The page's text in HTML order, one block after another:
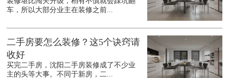
车，所以大部分业主在装修之前...
二手房要怎么装修？这5个诀窍请
收好
买完二手房，沈阳二手房装修成了不少业
主的头等大事。不同于新房，二...